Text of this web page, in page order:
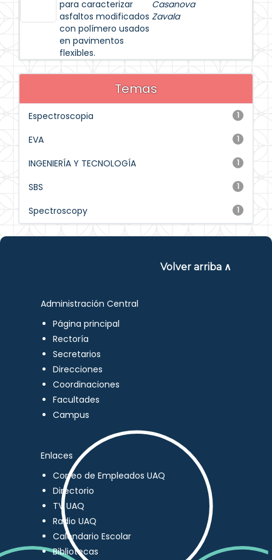
para caracterizar
asfaltos modificados
con polímero usados
en pavimentos
flexibles.
Casanova
Zavala
Temas
1
Espectroscopia
1
EVA
1
INGENIERÍA Y TECNOLOGÍA
1
SBS
1
Spectroscopy
Volver arriba ∧
Administración Central
Página principal
Rectoría
Secretarios
Direcciones
Coordinaciones
Facultades
Campus
Enlaces
Correo de Empleados UAQ
Directorio
TV UAQ
Radio UAQ
Calendario Escolar
Bibliotecas